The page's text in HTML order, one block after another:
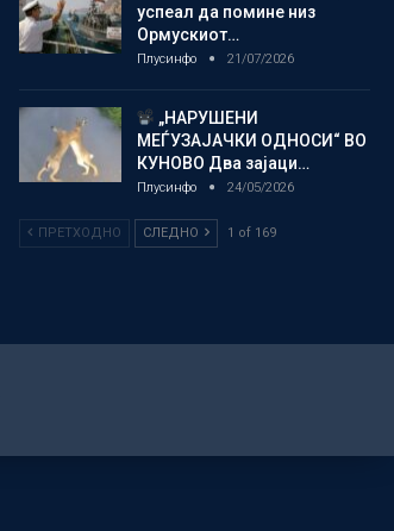
успеал да помине низ
Ормускиот…
Плусинфо 21/07/2026
„НАРУШЕНИ
МЕЃУЗАЈАЧКИ ОДНОСИ“ ВО
КУНОВО Два зајаци…
Плусинфо 24/05/2026
ПРЕТХОДНО СЛЕДНО 1 of 169